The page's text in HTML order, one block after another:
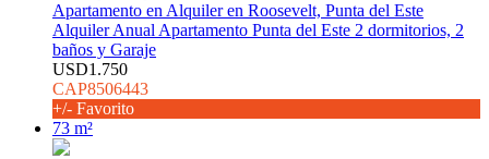
Apartamento en Alquiler en Roosevelt, Punta del Este
Alquiler Anual Apartamento Punta del Este 2 dormitorios, 2
baños y Garaje
USD1.750
CAP8506443
+/- Favorito
73 m²